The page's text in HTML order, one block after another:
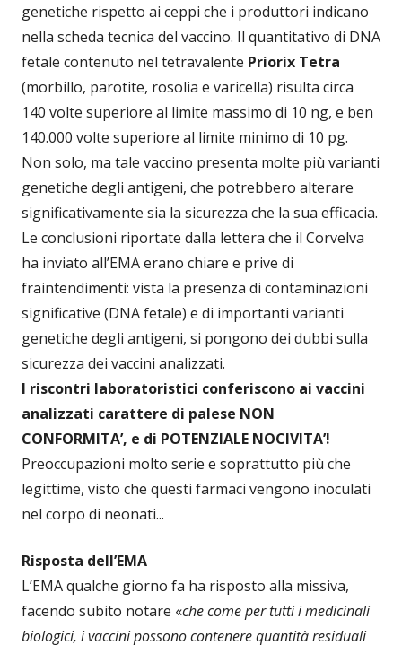
genetiche rispetto ai ceppi che i produttori indicano
nella scheda tecnica del vaccino. Il quantitativo di DNA
fetale contenuto nel tetravalente Priorix Tetra
(morbillo, parotite, rosolia e varicella) risulta circa
140 volte superiore al limite massimo di 10 ng, e ben
140.000 volte superiore al limite minimo di 10 pg.
Non solo, ma tale vaccino presenta molte più varianti
genetiche degli antigeni, che potrebbero alterare
significativamente sia la sicurezza che la sua efficacia.
Le conclusioni riportate dalla lettera che il Corvelva
ha inviato all’EMA erano chiare e prive di
fraintendimenti: vista la presenza di contaminazioni
significative (DNA fetale) e di importanti varianti
genetiche degli antigeni, si pongono dei dubbi sulla
sicurezza dei vaccini analizzati.
I riscontri laboratoristici conferiscono ai vaccini
analizzati carattere di palese NON
CONFORMITA’, e di POTENZIALE NOCIVITA’!
Preoccupazioni molto serie e soprattutto più che
legittime, visto che questi farmaci vengono inoculati
nel corpo di neonati...
Risposta dell’EMA
L’EMA qualche giorno fa ha risposto alla missiva,
facendo subito notare «che come per tutti i medicinali
biologici, i vaccini possono contenere quantità residuali